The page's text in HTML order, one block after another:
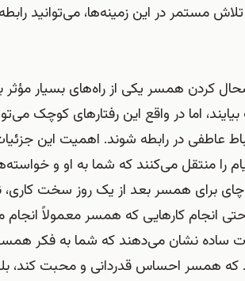
مستمر در این زمینه‌ها، می‌توانید
کردن همسر یکی از راه‌های بسیار مؤثر
اما در واقع این رفتارهای کوچک
عاطفی در رابطه شوند. اهمیت این
را منتقل می‌کنند که شما به او و
چای برای همسر بعد از یک روز سخت
حتی انجام کارهایی که همسر معمولاً
ساده نشان می‌دهند که شما به فکر
که همسر احساس قدردانی و محبت کند،